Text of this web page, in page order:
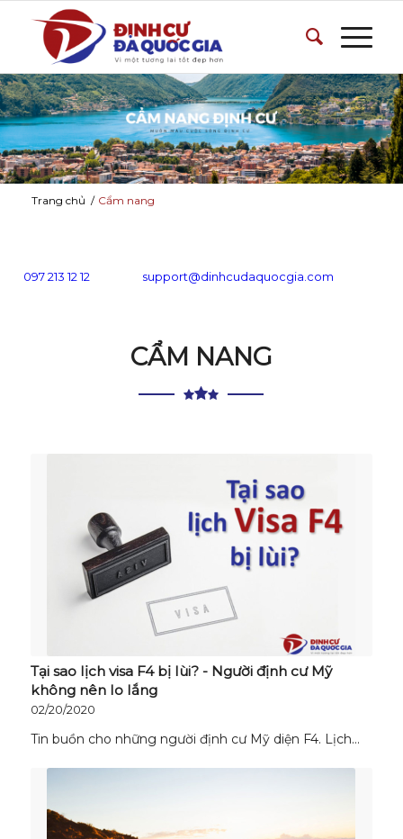
Trang chủ / Cẩm nang
097 213 12 12 support@dinhcudaquocgia.com
CẨM NANG
Tại sao lịch visa F4 bị lùi? - Người định cư Mỹ
không nên lo lắng
02/20/2020
Tin buồn cho những người định cư Mỹ diện F4. Lịch…